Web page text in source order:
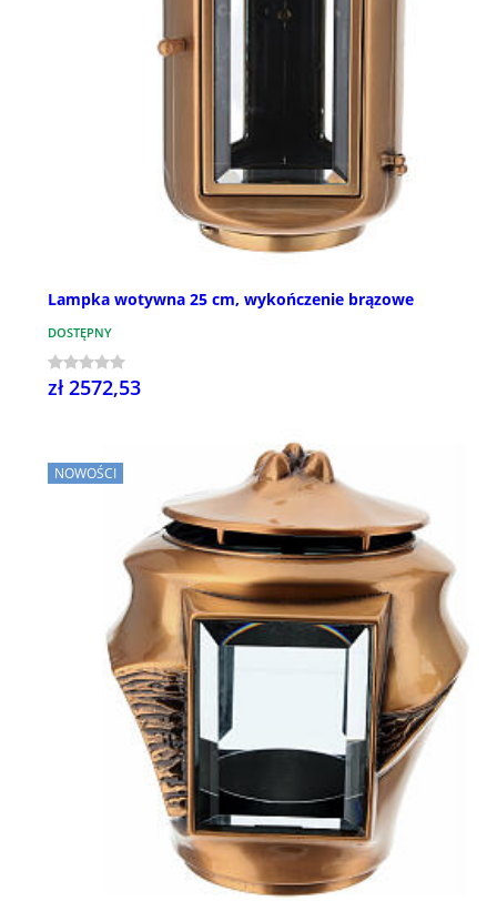
Lampka wotywna 25 cm, wykończenie brązowe
DOSTĘPNY
zł 2572,53
NOWOŚCI